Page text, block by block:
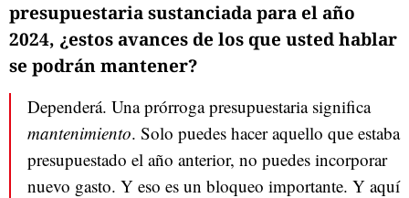
presupuestaria sustanciada para el año
2024, ¿estos avances de los que usted hablar
se podrán mantener?
Dependerá. Una prórroga presupuestaria significa
mantenimiento. Solo puedes hacer aquello que estaba
presupuestado el año anterior, no puedes incorporar
nuevo gasto. Y eso es un bloqueo importante. Y aquí